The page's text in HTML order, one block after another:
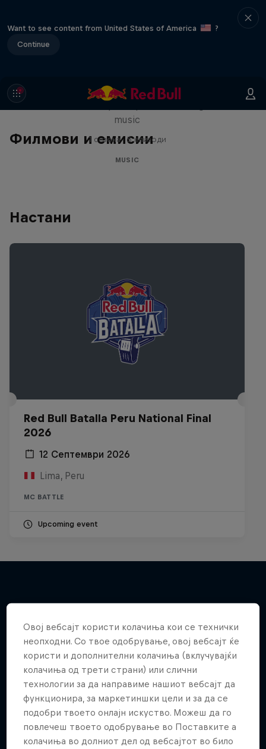
Want to see content from United States of America
?
Continue
Филмови и емисии
Diggin' in the Carts
music
1 сезона · 5 епизоди
MUSIC
Настани
Red Bull Batalla Peru National Final
2026
12 Септември 2026
Lima, Peru
MC BATTLE
Upcoming event
Овој вебсајт користи колачиња кои се технички
неопходни. Со твое одобрување, овој вебсајт ќе
користи и дополнителни колачиња (вклучувајќи
колачиња од трети страни) или слични
технологии за да направиме нашиот вебсајт да
функционира, за маркетиншки цели и за да се
подобри твоето онлајн искуство. Можеш да го
повлечеш твоето одобрување во Поставките а
колачиња во долниот дел од вебсајтот во било